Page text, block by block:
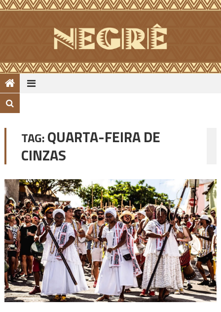
Skip
TAG:QUARTA-FEIRA DE
CINZAS